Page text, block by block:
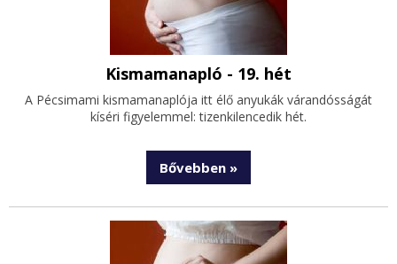
Kismamanapló - 19. hét
A Pécsimami kismamanaplója itt élő anyukák várandósságát
kíséri figyelemmel: tizenkilencedik hét.
Bővebben »